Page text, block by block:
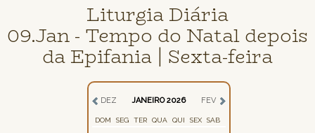
Liturgia Diária
09.Jan - Tempo do Natal depois
da Epifania | Sexta-feira
DEZ JANEIRO 2026 FEV
DOM SEG TER QUA QUI SEX SAB